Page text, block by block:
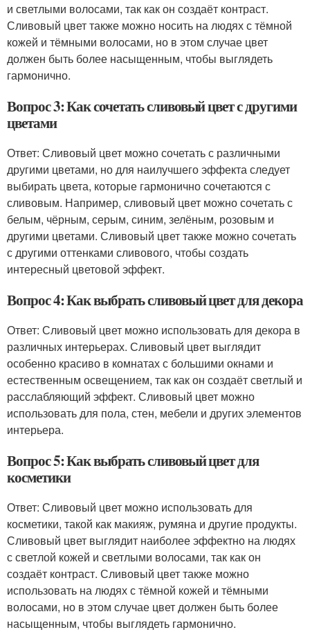
и светлыми волосами, так как он создаёт контраст.
Сливовый цвет также можно носить на людях с тёмной
кожей и тёмными волосами, но в этом случае цвет
должен быть более насыщенным, чтобы выглядеть
гармонично.
Вопрос 3: Как сочетать сливовый цвет с другими
цветами
Ответ: Сливовый цвет можно сочетать с различными
другими цветами, но для наилучшего эффекта следует
выбирать цвета, которые гармонично сочетаются с
сливовым. Например, сливовый цвет можно сочетать с
белым, чёрным, серым, синим, зелёным, розовым и
другими цветами. Сливовый цвет также можно сочетать
с другими оттенками сливового, чтобы создать
интересный цветовой эффект.
Вопрос 4: Как выбрать сливовый цвет для декора
Ответ: Сливовый цвет можно использовать для декора в
различных интерьерах. Сливовый цвет выглядит
особенно красиво в комнатах с большими окнами и
естественным освещением, так как он создаёт светлый и
расслабляющий эффект. Сливовый цвет можно
использовать для пола, стен, мебели и других элементов
интерьера.
Вопрос 5: Как выбрать сливовый цвет для
косметики
Ответ: Сливовый цвет можно использовать для
косметики, такой как макияж, румяна и другие продукты.
Сливовый цвет выглядит наиболее эффектно на людях
с светлой кожей и светлыми волосами, так как он
создаёт контраст. Сливовый цвет также можно
использовать на людях с тёмной кожей и тёмными
волосами, но в этом случае цвет должен быть более
насыщенным, чтобы выглядеть гармонично.